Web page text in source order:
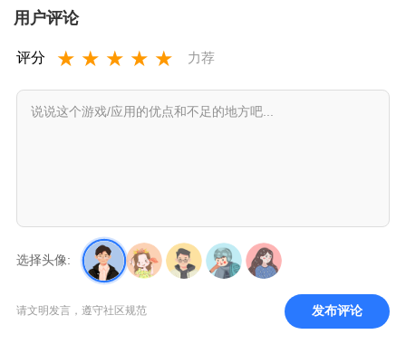
用户评论
评分 ★ ★ ★ ★ ★ 力荐
选择头像:
请文明发言，遵守社区规范 发布评论